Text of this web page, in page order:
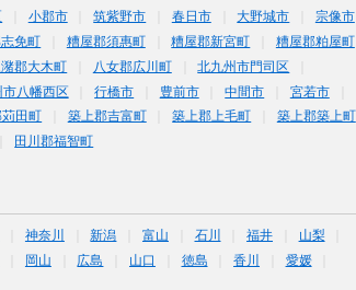
小郡市 筑紫野市 春日市 大野城市
宗像市
免町 糟屋郡須惠町 糟屋郡新宮町
糟屋郡粕屋町
潴郡大木町 八女郡広川町
北九州市門司区
市八幡西区 行橋市 豊前市 中間市
宮若市
田町 築上郡吉富町 築上郡上毛町
築上郡築上町
田川郡福智町
神奈川 新潟 富山 石川 福井
山梨
岡山 広島 山口 徳島 香川
愛媛